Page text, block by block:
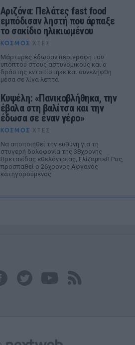
Αριζόνα: Πελάτες fast food
εμπόδισαν ληστή που άρπαξε
το σακίδιο ηλικιωμένου
ΚΌΣΜΟΣ ΧΤΕΣ
Μάρτυρες έδωσαν περιγραφή του
υπόπτου στους αστυνομικούς και ο
δράστης εντοπίστηκε και συνελήφθη
μέσα σε λίγα λεπτά
Κυψέλη: «Πανικοβλήθηκα, την
έβαλα στη βαλίτσα και την
έδωσα σε έναν γέρο»
ΚΌΣΜΟΣ ΧΤΕΣ
Να αποποιηθεί την ευθύνη για τη
στυγερή δολοφονία της 38χρονης
Βρετανίδας εθελόντριας, Ελίζαμπεθ Ρος,
προσπαθεί ο 26χρονος Αφγανός
κατηγορούμενος